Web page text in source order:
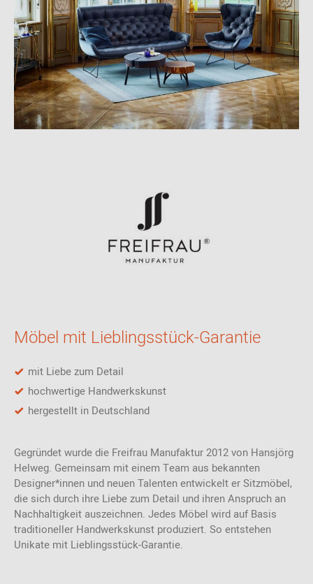
Bewusstsein.
Dabei ist es dem Hersteller besonders wichtig, dass die Sitzmöbel
nicht nur für das Auge, sondern auch für die anderen Sinne
erlebbar sind. Das geschieht durch den Einsatz von angenehmem
Holz, griffigem Leder und weichen Stoffen. So wird jedes
Sitzmöbel zu einem unverwechselbaren Unikat und zu einem
echten Lieblingsstück.
cm tief. Die Sitzhöhe beträgt 65 cm und die Sitzbreite 38 cm.
Möbel mit Lieblingsstück-Garantie
mit Liebe zum Detail
hochwertige Handwerkskunst
hergestellt in Deutschland
Gegründet wurde die Freifrau Manufaktur 2012 von Hansjörg
Helweg. Gemeinsam mit einem Team aus bekannten
Designer*innen und neuen Talenten entwickelt er Sitzmöbel,
die sich durch ihre Liebe zum Detail und ihren Anspruch an
Nachhaltigkeit auszeichnen. Jedes Möbel wird auf Basis
traditioneller Handwerkskunst produziert. So entstehen
Unikate mit Lieblingsstück-Garantie.